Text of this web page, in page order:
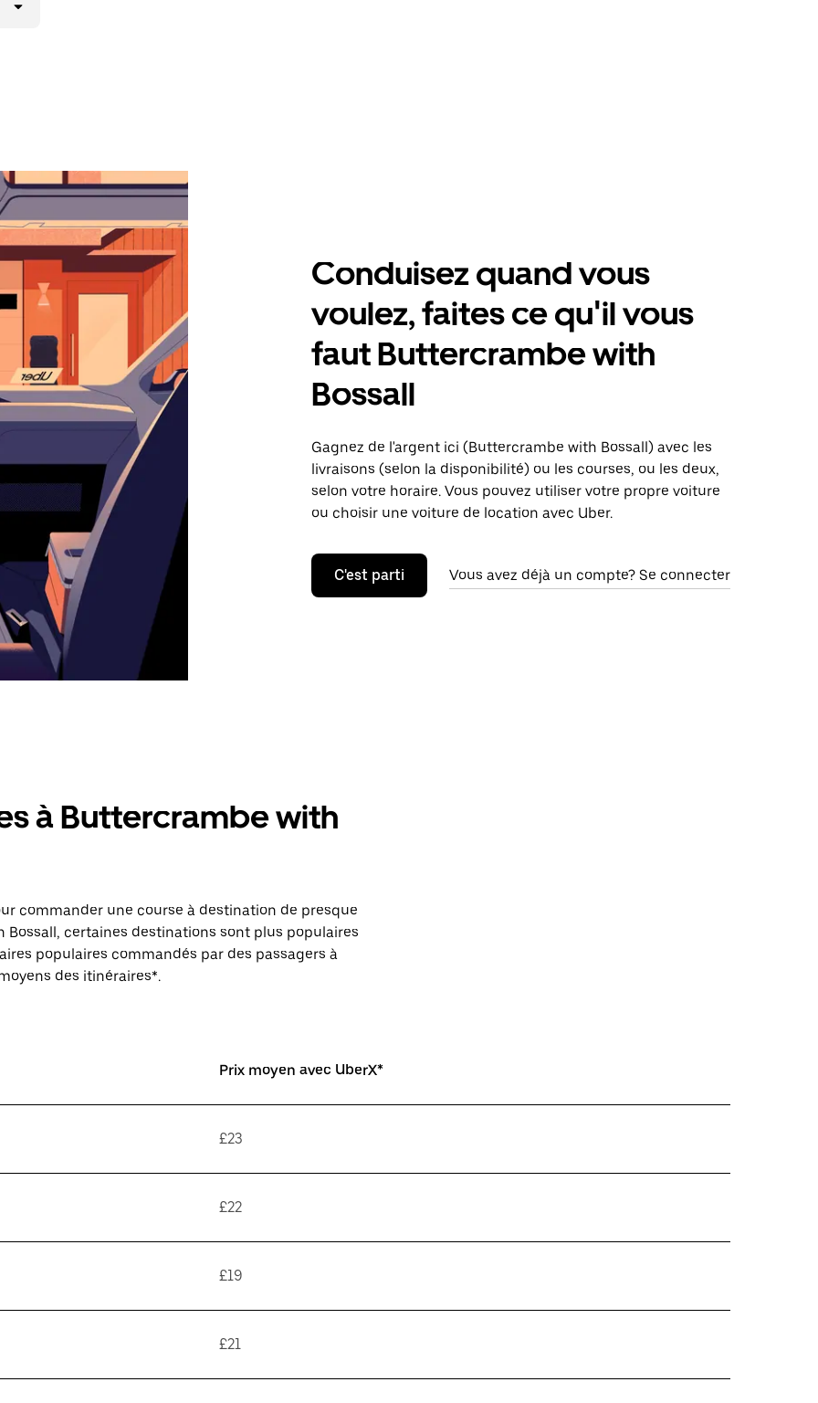
Conduisez quand vous
voulez, faites ce qu'il vous
faut Buttercrambe with
Bossall
Gagnez de l'argent ici (Buttercrambe with Bossall) avec les
livraisons (selon la disponibilité) ou les courses, ou les deux,
selon votre horaire. Vous pouvez utiliser votre propre voiture
ou choisir une voiture de location avec Uber.
C'est parti Vous avez déjà un compte? Se connecter
à Buttercrambe with
commander une course à destination de presque
certaines destinations sont plus populaires
populaires commandés par des passagers à
des itinéraires*.
Prix moyen avec UberX*
£23
£22
£19
£21